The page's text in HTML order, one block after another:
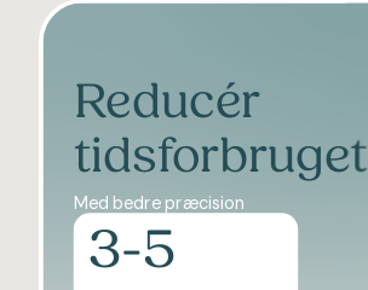
Reducér
tidsforbruget
Med bedre præcision
3-5